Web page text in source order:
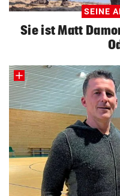
SEINE
Sie ist Matt